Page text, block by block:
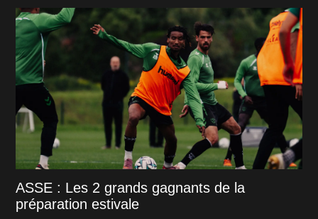
ASSE : Les 2 grands gagnants de la
préparation estivale